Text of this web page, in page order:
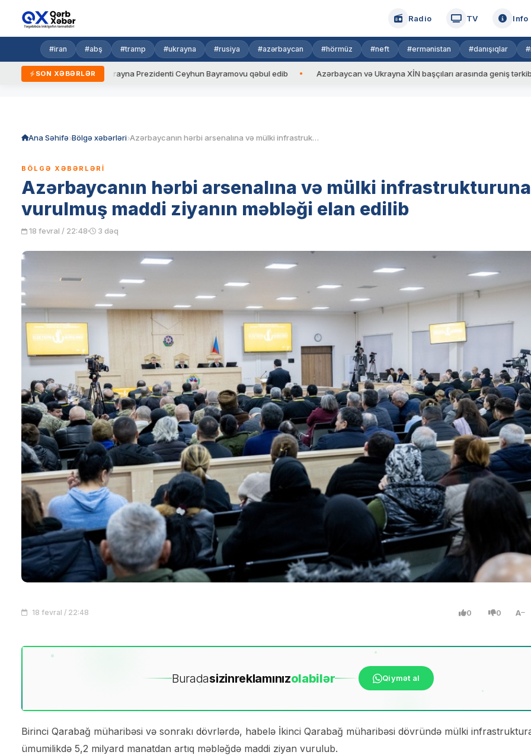
Radio TV Info
#iran #abş #tramp #ukrayna #rusiya #azərbaycan #hörmüz #neft #ermənistan #danışıqlar
SON XƏBƏRLƏR
qaydalar Ukrayna Prezidenti Ceyhun Bayramovu qəbul edib Azərbaycan və Ukrayna XİN başçıları arasında geniş tərkibdə
Ana Səhifə Bölgə xəbərləri Azərbaycanın hərbi arsenalına və mülki infrastrukturuna vurulmuş maddi ziyanın məbləği elan edilib
BÖLGƏ XƏBƏRLƏRI
Azərbaycanın hərbi arsenalına və mülki infrastrukturuna
vurulmuş maddi ziyanın məbləği elan edilib
18 fevral / 22:48 3 dəq
18 fevral / 22:48 0 0 A
Buradasizinreklamınızolabilər Qiymət al
Birinci Qarabağ müharibəsi və sonrakı dövrlərdə, habelə İkinci Qarabağ müharibəsi dövründə mülki
ümumilikdə 5,2 milyard manatdan artıq məbləğdə maddi ziyan vurulub.